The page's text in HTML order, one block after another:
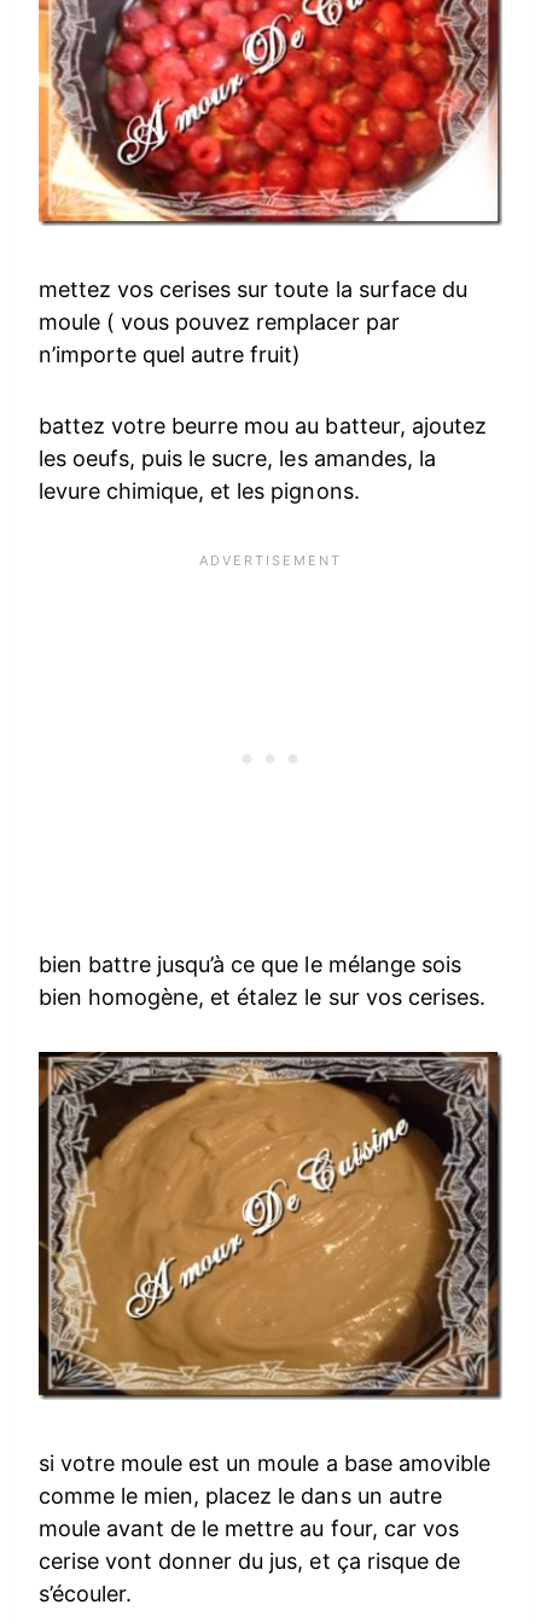
mettez vos cerises sur toute la surface du
moule ( vous pouvez remplacer par
n’importe quel autre fruit)
battez votre beurre mou au batteur, ajoutez
les oeufs, puis le sucre, les amandes, la
levure chimique, et les pignons.
bien battre jusqu’à ce que le mélange sois
bien homogène, et étalez le sur vos cerises.
si votre moule est un moule a base amovible
comme le mien, placez le dans un autre
moule avant de le mettre au four, car vos
cerise vont donner du jus, et ça risque de
s’écouler.